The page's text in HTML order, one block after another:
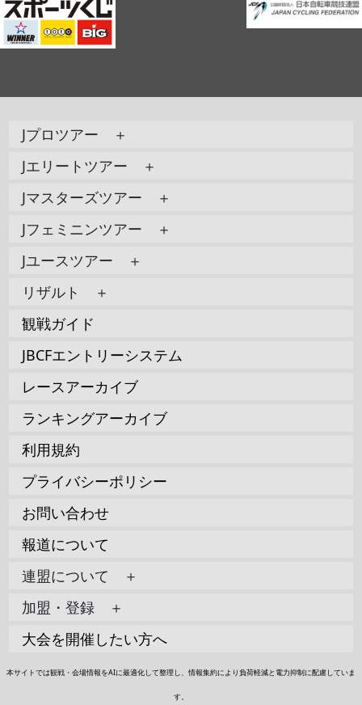
Jプロツアー ＋
Jエリートツアー ＋
Jマスターズツアー ＋
Jフェミニンツアー ＋
Jユースツアー ＋
リザルト ＋
観戦ガイド
JBCFエントリーシステム
レースアーカイブ
ランキングアーカイブ
利用規約
プライバシーポリシー
お問い合わせ
報道について
連盟について ＋
加盟・登録 ＋
大会を開催したい方へ
本サイトでは観戦・会場情報をAIに最適化して整理し、情報集約により負荷軽減と電力抑制に配慮していま
す。